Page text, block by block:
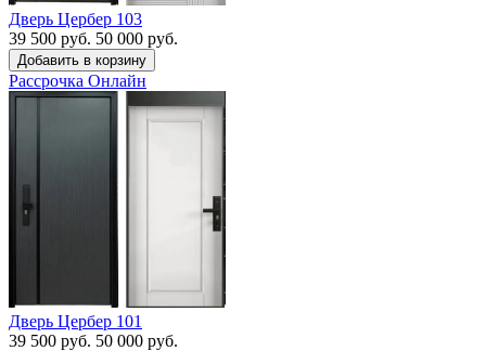
Дверь Цербер 103
39 500 руб. 50 000 руб.
Рассрочка Онлайн
Дверь Цербер 101
39 500 руб. 50 000 руб.